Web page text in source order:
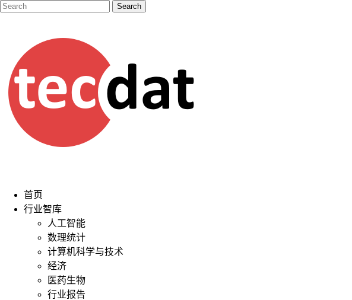
首页
行业智库
人工智能
数理统计
计算机科学与技术
经济
医药生物
行业报告